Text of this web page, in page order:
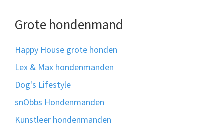
Grote hondenmand
Happy House grote honden
Lex & Max hondenmanden
Dog's Lifestyle
snObbs Hondenmanden
Kunstleer hondenmanden